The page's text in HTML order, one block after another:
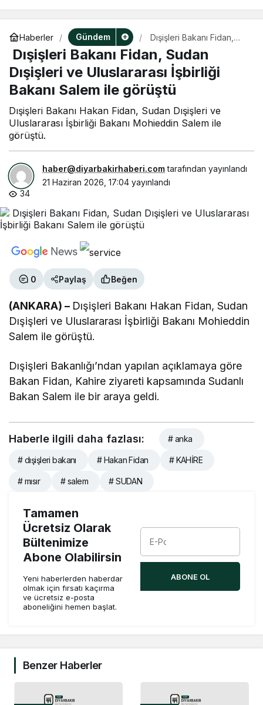
Haberler Gündem
Dışişleri Bakanı Fidan,
Sudan Dışişleri ve
Uluslararası İşbirliği
Bakanı Salem ile görüştü
Dışişleri Bakanı Fidan, Sudan
Dışişleri ve Uluslararası İşbirliği
Bakanı Salem ile görüştü
Dışişleri Bakanı Hakan Fidan, Sudan Dışişleri ve
Uluslararası İşbirliği Bakanı Mohieddin Salem ile
görüştü.
haber@diyarbakirhaberi.comtarafından yayınlandı
21 Haziran 2026, 17:04 yayınlandı
34
0 Paylaş Beğen
(ANKARA) – Dışişleri Bakanı Hakan Fidan, Sudan
Dışişleri ve Uluslararası İşbirliği Bakanı Mohieddin
Salem ile görüştü.
Dışişleri Bakanlığı’ndan yapılan açıklamaya göre
Bakan Fidan, Kahire ziyareti kapsamında Sudanlı
Bakan Salem ile bir araya geldi.
Haberle ilgili daha fazlası: # anka
# dışişleri bakanı # Hakan Fidan # KAHİRE
# mısır # salem # SUDAN
Tamamen
Ücretsiz Olarak
Bültenimize
Abone Olabilirsin
Yeni haberlerden haberdar
olmak için fırsatı kaçırma
ve ücretsiz e-posta
aboneliğini hemen başlat.
ABONE OL
Benzer Haberler